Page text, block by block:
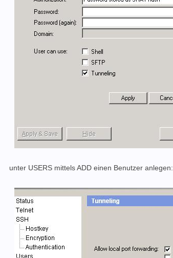
unter USERS mittels ADD einen Benutzer anlegen: